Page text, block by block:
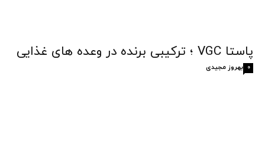
پاستا VGC ؛ ترکیبی برنده در وعده های غذایی
بهروز مجیدی 0